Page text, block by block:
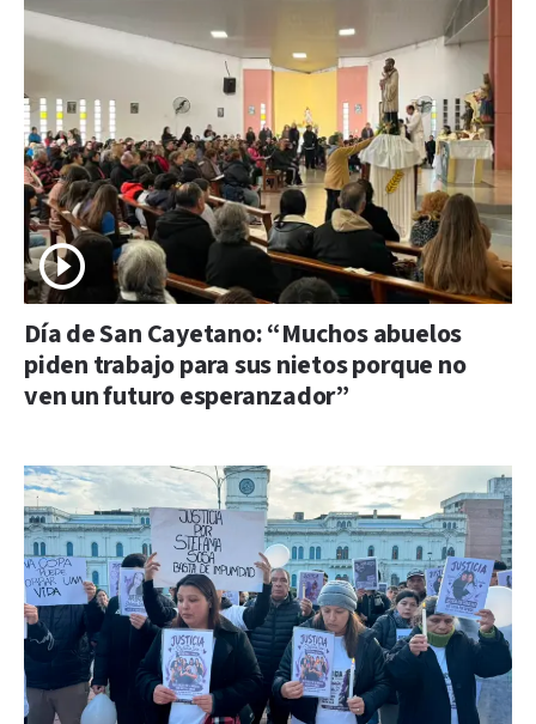
Día de San Cayetano: “Muchos abuelos
piden trabajo para sus nietos porque no
ven un futuro esperanzador”